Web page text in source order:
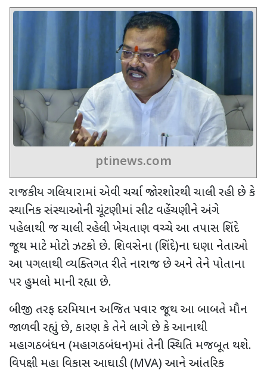
ptinews.com
રાજકીય ગલિયારામાં એવી ચર્ચા જોરશોરથી ચાલી રહી છે કે
સ્થાનિક સંસ્થાઓની ચૂંટણીમાં સીટ વહેંચણીને અંગે
પહેલાથી જ ચાલી રહેલી ખેચતાણ વચ્ચેઆ તપાસ શિંદે
જૂથ માટે મોટો ઝટકો છે. શિવસેના (શિંદે)ના ઘણા નેતાઓ
આ પગલાથી વ્યક્તિગત રીતે નારાજ છે અને તેને પોતાના
પર હુમલો માની રહ્યા છે.
બીજી તરફ દરમિયાનઅજિત પવાર જૂથ આ બાબતે મૌન
જાળવી રહ્યું છે, કારણ કે તેને લાગે છે કે આનાથી
મહાગઠબંધન (મહાગઠબંધન)માં તેની સ્થિતિ મજબૂત થશે.
વિપક્ષી મહા વિકાસ આઘાડી (MVA) આને આંતરિક